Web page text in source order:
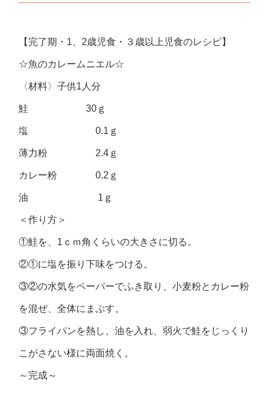
【完了期・1、2歳児食・３歳以上児食のレシピ】
☆魚のカレームニエル☆
〈材料〉子供1人分
鮭 30ｇ
塩 0.1ｇ
薄力粉 2.4ｇ
カレー粉 0.2ｇ
油 1ｇ
＜作り方＞
①鮭を、1ｃｍ角くらいの大きさに切る。
②①に塩を振り下味をつける。
③②の水気をペーパーでふき取り、小麦粉とカレー粉
を混ぜ、全体にまぶす。
③フライパンを熱し、油を入れ、弱火で鮭をじっくり
こがさない様に両面焼く。
～完成～